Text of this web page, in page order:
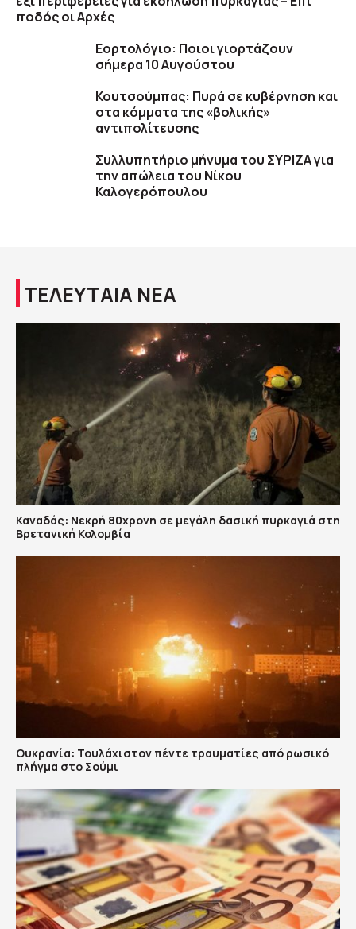
ποδός οι Αρχές
Εορτολόγιο: Ποιοι γιορτάζουν
σήμερα 10 Αυγούστου
Κουτσούμπας: Πυρά σε κυβέρνηση και
στα κόμματα της «βολικής»
αντιπολίτευσης
Συλλυπητήριο μήνυμα του ΣΥΡΙΖΑ για
την απώλεια του Νίκου
Καλογερόπουλου
ΤΕΛΕΥΤΑΙΑ ΝΕΑ
Καναδάς: Nεκρή 80χρονη σε μεγάλη δασική πυρκαγιά στη
Βρετανική Κολομβία
Ουκρανία: Τουλάχιστον πέντε τραυματίες από ρωσικό
πλήγμα στο Σούμι